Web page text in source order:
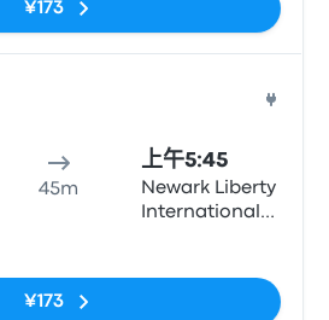
¥173
45m
上午5:45
Newark Liberty
International
(arrivals, Zone
¥173